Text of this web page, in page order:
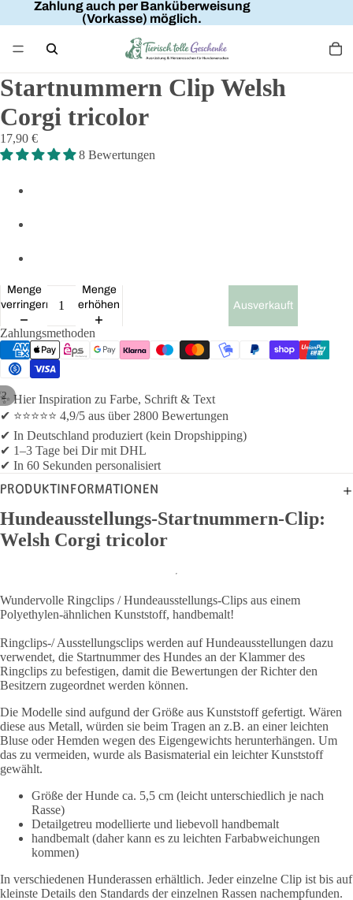
Zahlung auch per Banküberweisung
(Vorkasse) möglich.
2
Startnummern Clip Welsh
Corgi tricolor
17,90 €
8 Bewertungen
Menge
verringern
Menge
erhöhen
Ausverkauft
Zahlungsmethoden
✨ Hier Inspiration zu Farbe, Schrift & Text
✔ ⭐⭐⭐⭐⭐ 4,9/5 aus über 2800 Bewertungen
✔ In Deutschland produziert (kein Dropshipping)
✔ 1–3 Tage bei Dir mit DHL
✔ In 60 Sekunden personalisiert
PRODUKTINFORMATIONEN
Hundeausstellungs-Startnummern-Clip:
Welsh Corgi tricolor
Wundervolle Ringclips / Hundeausstellungs-Clips aus einem
Polyethylen-ähnlichen Kunststoff, handbemalt!
Ringclips-/ Ausstellungsclips werden auf Hundeausstellungen dazu
verwendet, die Startnummer des Hundes an der Klammer des
Ringclips zu befestigen, damit die Bewertungen der Richter den
Besitzern zugeordnet werden können.
Die Modelle sind aufgund der Größe aus Kunststoff gefertigt. Wären
diese aus Metall, würden sie beim Tragen an z.B. an einer leichten
Bluse oder Hemden wegen des Eigengewichts herunterhängen. Um
das zu vermeiden, wurde als Basismaterial ein leichter Kunststoff
gewählt.
Größe der Hunde ca. 5,5 cm (leicht unterschiedlich je nach
Rasse)
Detailgetreu modellierte und liebevoll handbemalt
handbemalt (daher kann es zu leichten Farbabweichungen
kommen)
In verschiedenen Hunderassen erhältlich. Jeder einzelne Clip ist bis auf
kleinste Details den Standards der einzelnen Rassen nachempfunden.